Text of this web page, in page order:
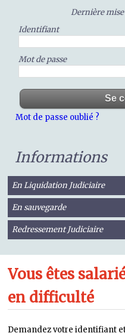
Dernière
Identifiant
Mot de passe
Mot de passe oublié ?
Informations
En Liquidation Judiciaire
En sauvegarde
Redressement Judiciaire
Vous êtes
en difficulté
Demandez votre identifiant